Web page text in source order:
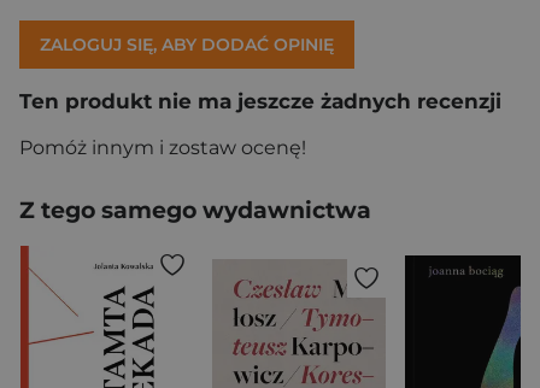
ZALOGUJ SIĘ, ABY DODAĆ OPINIĘ
Ten produkt nie ma jeszcze żadnych recenzji
Pomóż innym i zostaw ocenę!
Z tego samego wydawnictwa